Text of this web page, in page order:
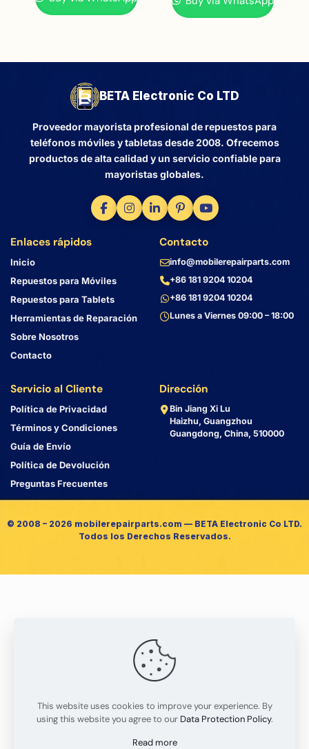
BETA Electronic Co LTD
Proveedor mayorista profesional de repuestos para
teléfonos móviles y tabletas desde 2008. Ofrecemos
productos de alta calidad y un servicio confiable para
mayoristas globales.
Enlaces rápidos
Inicio
Repuestos para Móviles
Repuestos para Tablets
Herramientas de Reparación
Sobre Nosotros
Contacto
Servicio al Cliente
Política de Privacidad
Términos y Condiciones
Guía de Envío
Política de Devolución
Preguntas Frecuentes
Contacto
info@mobilerepairparts.com
+86 181 9204 10204
+86 181 9204 10204
Lunes a Viernes 09:00 – 18:00
Dirección
Bin Jiang Xi Lu
Haizhu, Guangzhou
Guangdong, China, 510000
© 2008 – 2026 mobilerepairparts.com — BETA Electronic Co LTD.
Todos los Derechos Reservados.
This website uses cookies to improve your experience. By
using this website you agree to our Data Protection Policy.
Read more